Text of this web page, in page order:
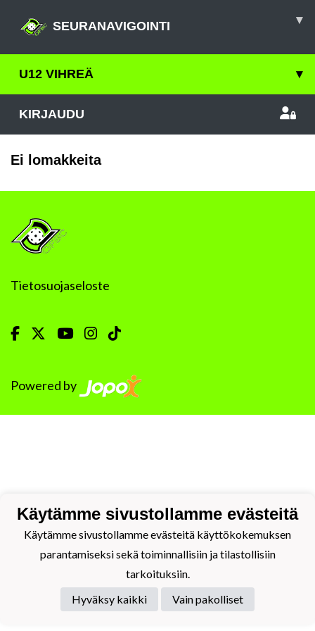
SEURANAVIGOINTI ▾
U12 VIHREÄ ▾
KIRJAUDU
Ei lomakkeita
Tietosuojaseloste
Powered by
Käytämme sivustollamme evästeitä
Käytämme sivustollamme evästeitä käyttökokemuksen
parantamiseksi sekä toiminnallisiin ja tilastollisiin
tarkoituksiin.
Hyväksy kaikki
Vain pakolliset